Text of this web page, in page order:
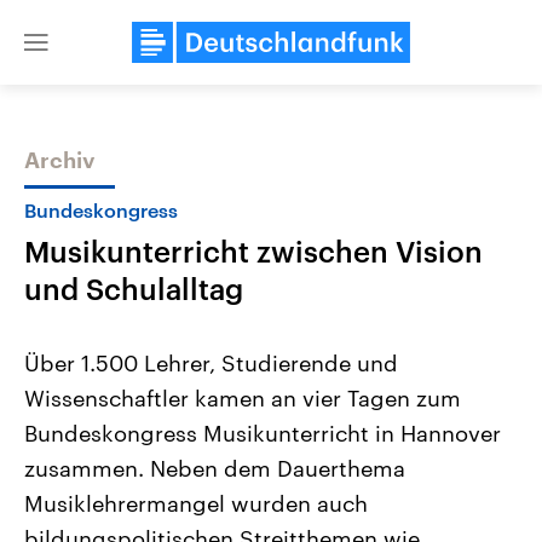
Close
Themen
Landtagswahl Sachsen-Anhalt
2026
Alle Informationen
Sachsen-Anhalt wählt am 6.
September 2026 einen neuen
Landtag. Seit 2021 wird das
Bundesland von einer Koalition aus
USA
Aktuelle Beiträge,
Hintergründe
Wirtschaftlich und
gehören die Vereinigten
den mächtigsten Ländern
mit großem Einfluss auf
Archiv
Bundeskongress
Musikunterricht zwischen Vision
und Schulalltag
Über 1.500 Lehrer, Studierende und
Wissenschaftler kamen an vier Tagen zum
Bundeskongress Musikunterricht in Hannover
zusammen. Neben dem Dauerthema
Musiklehrermangel wurden auch